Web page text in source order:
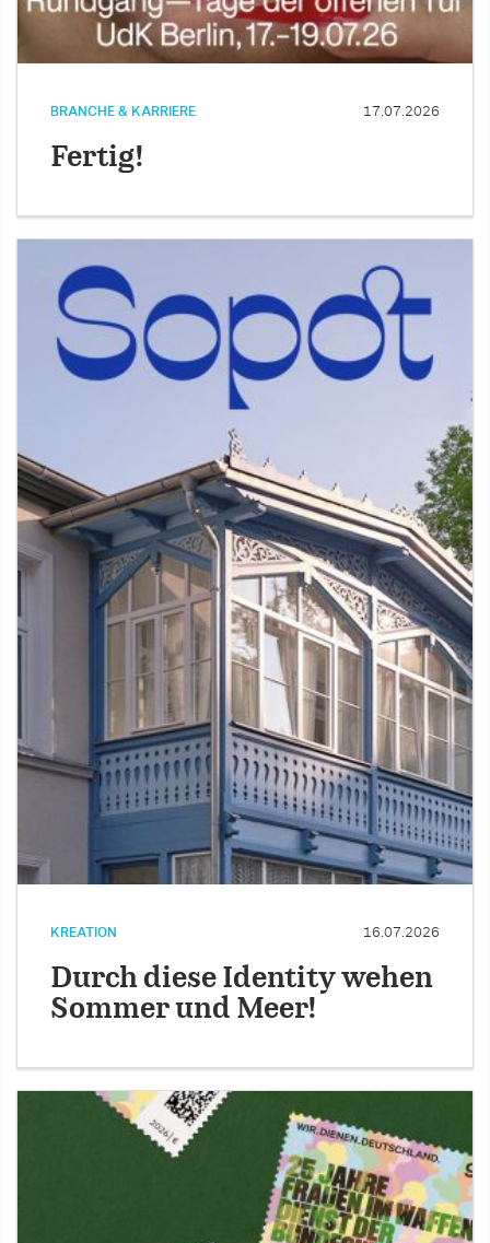
BRANCHE & KARRIERE 17.07.2026
Fertig!
KREATION 16.07.2026
Durch diese Identity wehen
Sommer und Meer!